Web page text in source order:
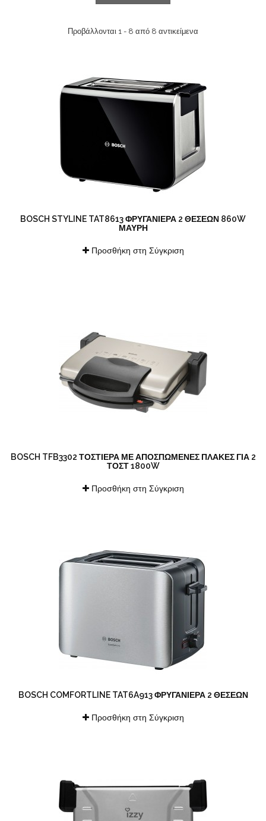
Προβάλλονται 1 - 8 από 8 αντικείμενα
BOSCH STYLINE TAT8613 ΦΡΥΓΑΝΙΈΡΑ 2 ΘΈΣΕΩΝ 860W
ΜΑΎΡΗ
Προσθήκη στη Σύγκριση
BOSCH TFB3302 ΤΟΣΤΙΈΡΑ ΜΕ ΑΠΟΣΠΏΜΕΝΕΣ ΠΛΆΚΕΣ ΓΙΑ 2
ΤΟΣΤ 1800W
Προσθήκη στη Σύγκριση
BOSCH COMFORTLINE TAT6A913 ΦΡΥΓΑΝΙΈΡΑ 2 ΘΈΣΕΩΝ
Προσθήκη στη Σύγκριση